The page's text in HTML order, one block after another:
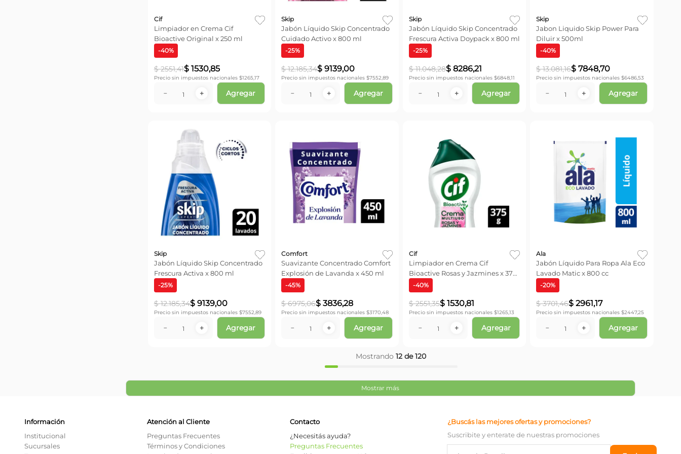
Cif
Limpiador en Crema Cif
Bioactive Original x 250 ml
-40%
$ 2551,41$ 1530,85
Precio sin impuestos nacionales $1265,17
＋
－ Agregar
Skip
Jabón Líquido Skip Concentrado
Cuidado Activo x 800 ml
-25%
$ 12.185,34$ 9139,00
Precio sin impuestos nacionales $7552,89
＋
－ Agregar
Skip
Jabón Líquido Skip Concentrado
Frescura Activa Doypack x 800 ml
-25%
$ 11.048,28$ 8286,21
Precio sin impuestos nacionales $6848,11
＋
－ Agregar
Skip
Jabon Liquido Skip Power Para
Diluir x 500ml
-40%
$ 13.081,16$ 7848,70
Precio sin impuestos nacionales $6486,53
＋
－ Agregar
Skip
Jabón Líquido Skip Concentrado
Frescura Activa x 800 ml
-25%
$ 12.185,34$ 9139,00
Precio sin impuestos nacionales $7552,89
＋
－ Agregar
Comfort
Suavizante Concentrado Comfort
Explosión de Lavanda x 450 ml
-45%
$ 6975,06$ 3836,28
Precio sin impuestos nacionales $3170,48
＋
－ Agregar
Cif
Limpiador en Crema Cif
Bioactive Rosas y Jazmines x 375
ml
-40%
$ 2551,35$ 1530,81
Precio sin impuestos nacionales $1265,13
＋
－ Agregar
Ala
Jabón Líquido Para Ropa Ala Eco
Lavado Matic x 800 cc
-20%
$ 3701,46$ 2961,17
Precio sin impuestos nacionales $2447,25
＋
－ Agregar
Mostrando12 de 120
Mostrar más
Información
Institucional
Sucursales
Atención al Cliente
Preguntas Frecuentes
Términos y Condiciones
Contacto
¿Necesitás ayuda?
Preguntas Frecuentes
¿Buscás las mejores ofertas y promociones?
Suscribite y enterate de nuestras promociones